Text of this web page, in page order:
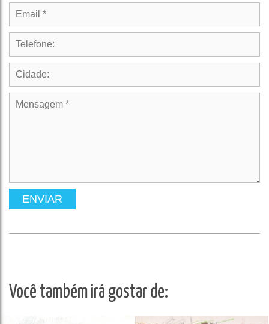
ENVIAR
Você também irá gostar de: